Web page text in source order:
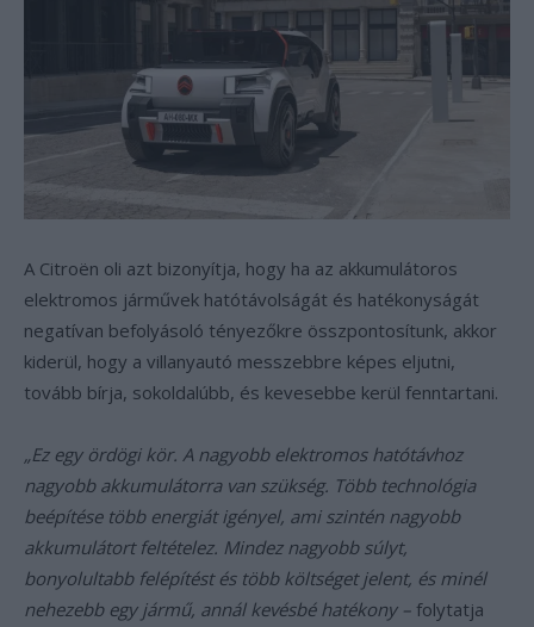
A Citroën oli azt bizonyítja, hogy ha az akkumulátoros
elektromos járművek hatótávolságát és hatékonyságát
negatívan befolyásoló tényezőkre összpontosítunk, akkor
kiderül, hogy a villanyautó messzebbre képes eljutni,
tovább bírja, sokoldalúbb, és kevesebbe kerül fenntartani.
„Ez egy ördögi kör. A nagyobb elektromos hatótávhoz
nagyobb akkumulátorra van szükség. Több technológia
beépítése több energiát igényel, ami szintén nagyobb
akkumulátort feltételez. Mindez nagyobb súlyt,
bonyolultabb felépítést és több költséget jelent, és minél
nehezebb egy jármű, annál kevésbé hatékony – folytatja